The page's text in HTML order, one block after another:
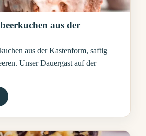
aus der
aus der Kastenform, saftig
Unser Dauergast auf der